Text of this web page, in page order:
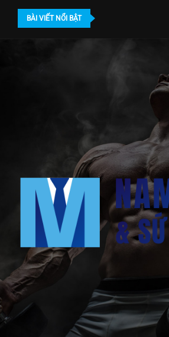
BÀI VIẾT NỔI BẬT
Khám nam khoa ở đâu TPHCM? Địa chỉ...